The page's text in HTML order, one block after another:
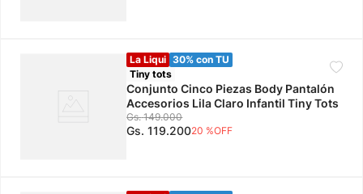
La Liqui 30% con TU
Tiny tots
Conjunto Cinco Piezas Body Pantalón
Accesorios Lila Claro Infantil Tiny Tots
Gs. 149.000
Gs. 119.20020 %OFF